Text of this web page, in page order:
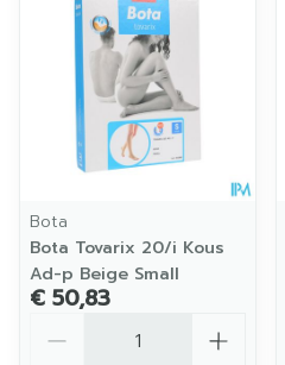
Bota
Bota Tovarix 20/i Kous
Ad-p Beige Small
€ 50,83